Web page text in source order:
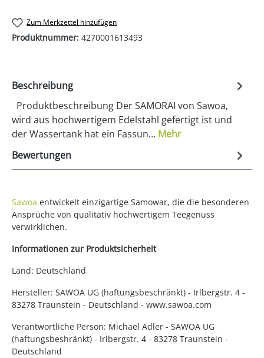
Zum Merkzettel hinzufügen
Produktnummer: 4270001613493
Beschreibung
Produktbeschreibung Der SAMORAI von Sawoa,
wird aus hochwertigem Edelstahl gefertigt ist und
der Wassertank hat ein Fassun… Mehr
Bewertungen
Sawoa entwickelt einzigartige Samowar, die die besonderen
Ansprüche von qualitativ hochwertigem Teegenuss
verwirklichen.
Informationen zur Produktsicherheit
Land: Deutschland
Hersteller: SAWOA UG (haftungsbeschränkt) - Irlbergstr. 4 -
83278 Traunstein - Deutschland - www.sawoa.com
Verantwortliche Person: Michael Adler - SAWOA UG
(haftungsbeshränkt) - Irlbergstr. 4 - 83278 Traunstein -
Deutschland